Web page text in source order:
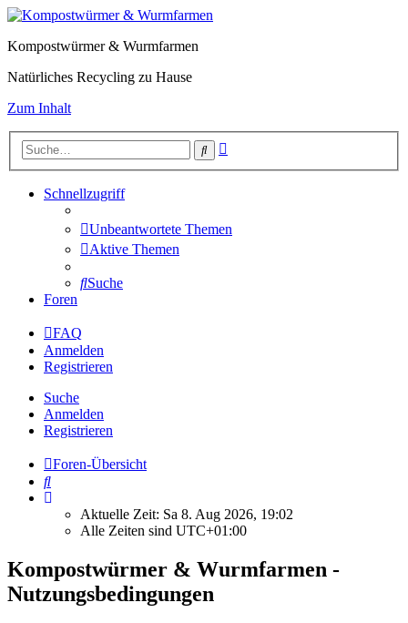
Kompostwürmer & Wurmfarmen
Natürliches Recycling zu Hause
Zum Inhalt
Suche
Schnellzugriff
Unbeantwortete Themen
Aktive Themen
Suche
Foren
FAQ
Anmelden
Registrieren
Suche
Anmelden
Registrieren
Foren-Übersicht
Suche
Aktuelle Zeit: Sa 8. Aug 2026, 19:02
Alle Zeiten sind UTC+01:00
Kompostwürmer & Wurmfarmen -
Nutzungsbedingungen